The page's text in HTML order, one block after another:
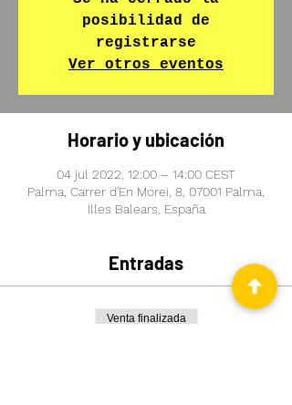
posibilidad de
registrarse
Ver otros eventos
Horario y ubicación
04 jul 2022, 12:00 – 14:00 CEST
Palma, Carrer d'En Morei, 8, 07001 Palma,
Illes Balears, España
Entradas
Venta finalizada